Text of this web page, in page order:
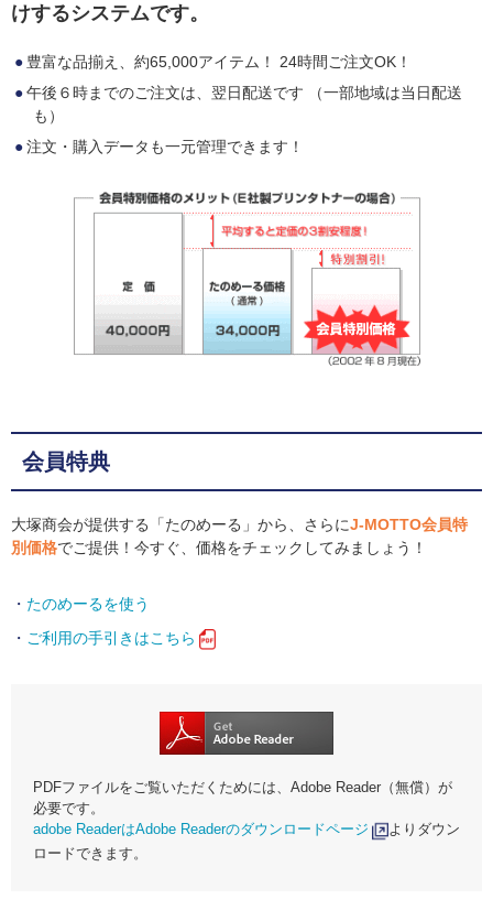
けするシステムです。
豊富な品揃え、約65,000アイテム！ 24時間ご注文OK！
午後６時までのご注文は、翌日配送です （一部地域は当日配送
も）
注文・購入データも一元管理できます！
会員特典
大塚商会が提供する「たのめーる」から、さらにJ-MOTTO会員特
別価格でご提供！今すぐ、価格をチェックしてみましょう！
たのめーるを使う
ご利用の手引きはこちら
PDFファイルをご覧いただくためには、Adobe Reader（無償）が
必要です。
adobe ReaderはAdobe Readerのダウンロードページ
よりダウン
ロードできます。